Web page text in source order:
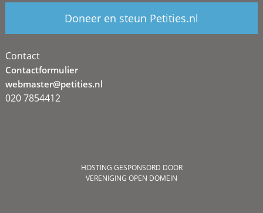
Doneer en steun Petities.nl
Contact
Contactformulier
webmaster@petities.nl
020 7854412
HOSTING GESPONSORD DOOR
VERENIGING OPEN DOMEIN